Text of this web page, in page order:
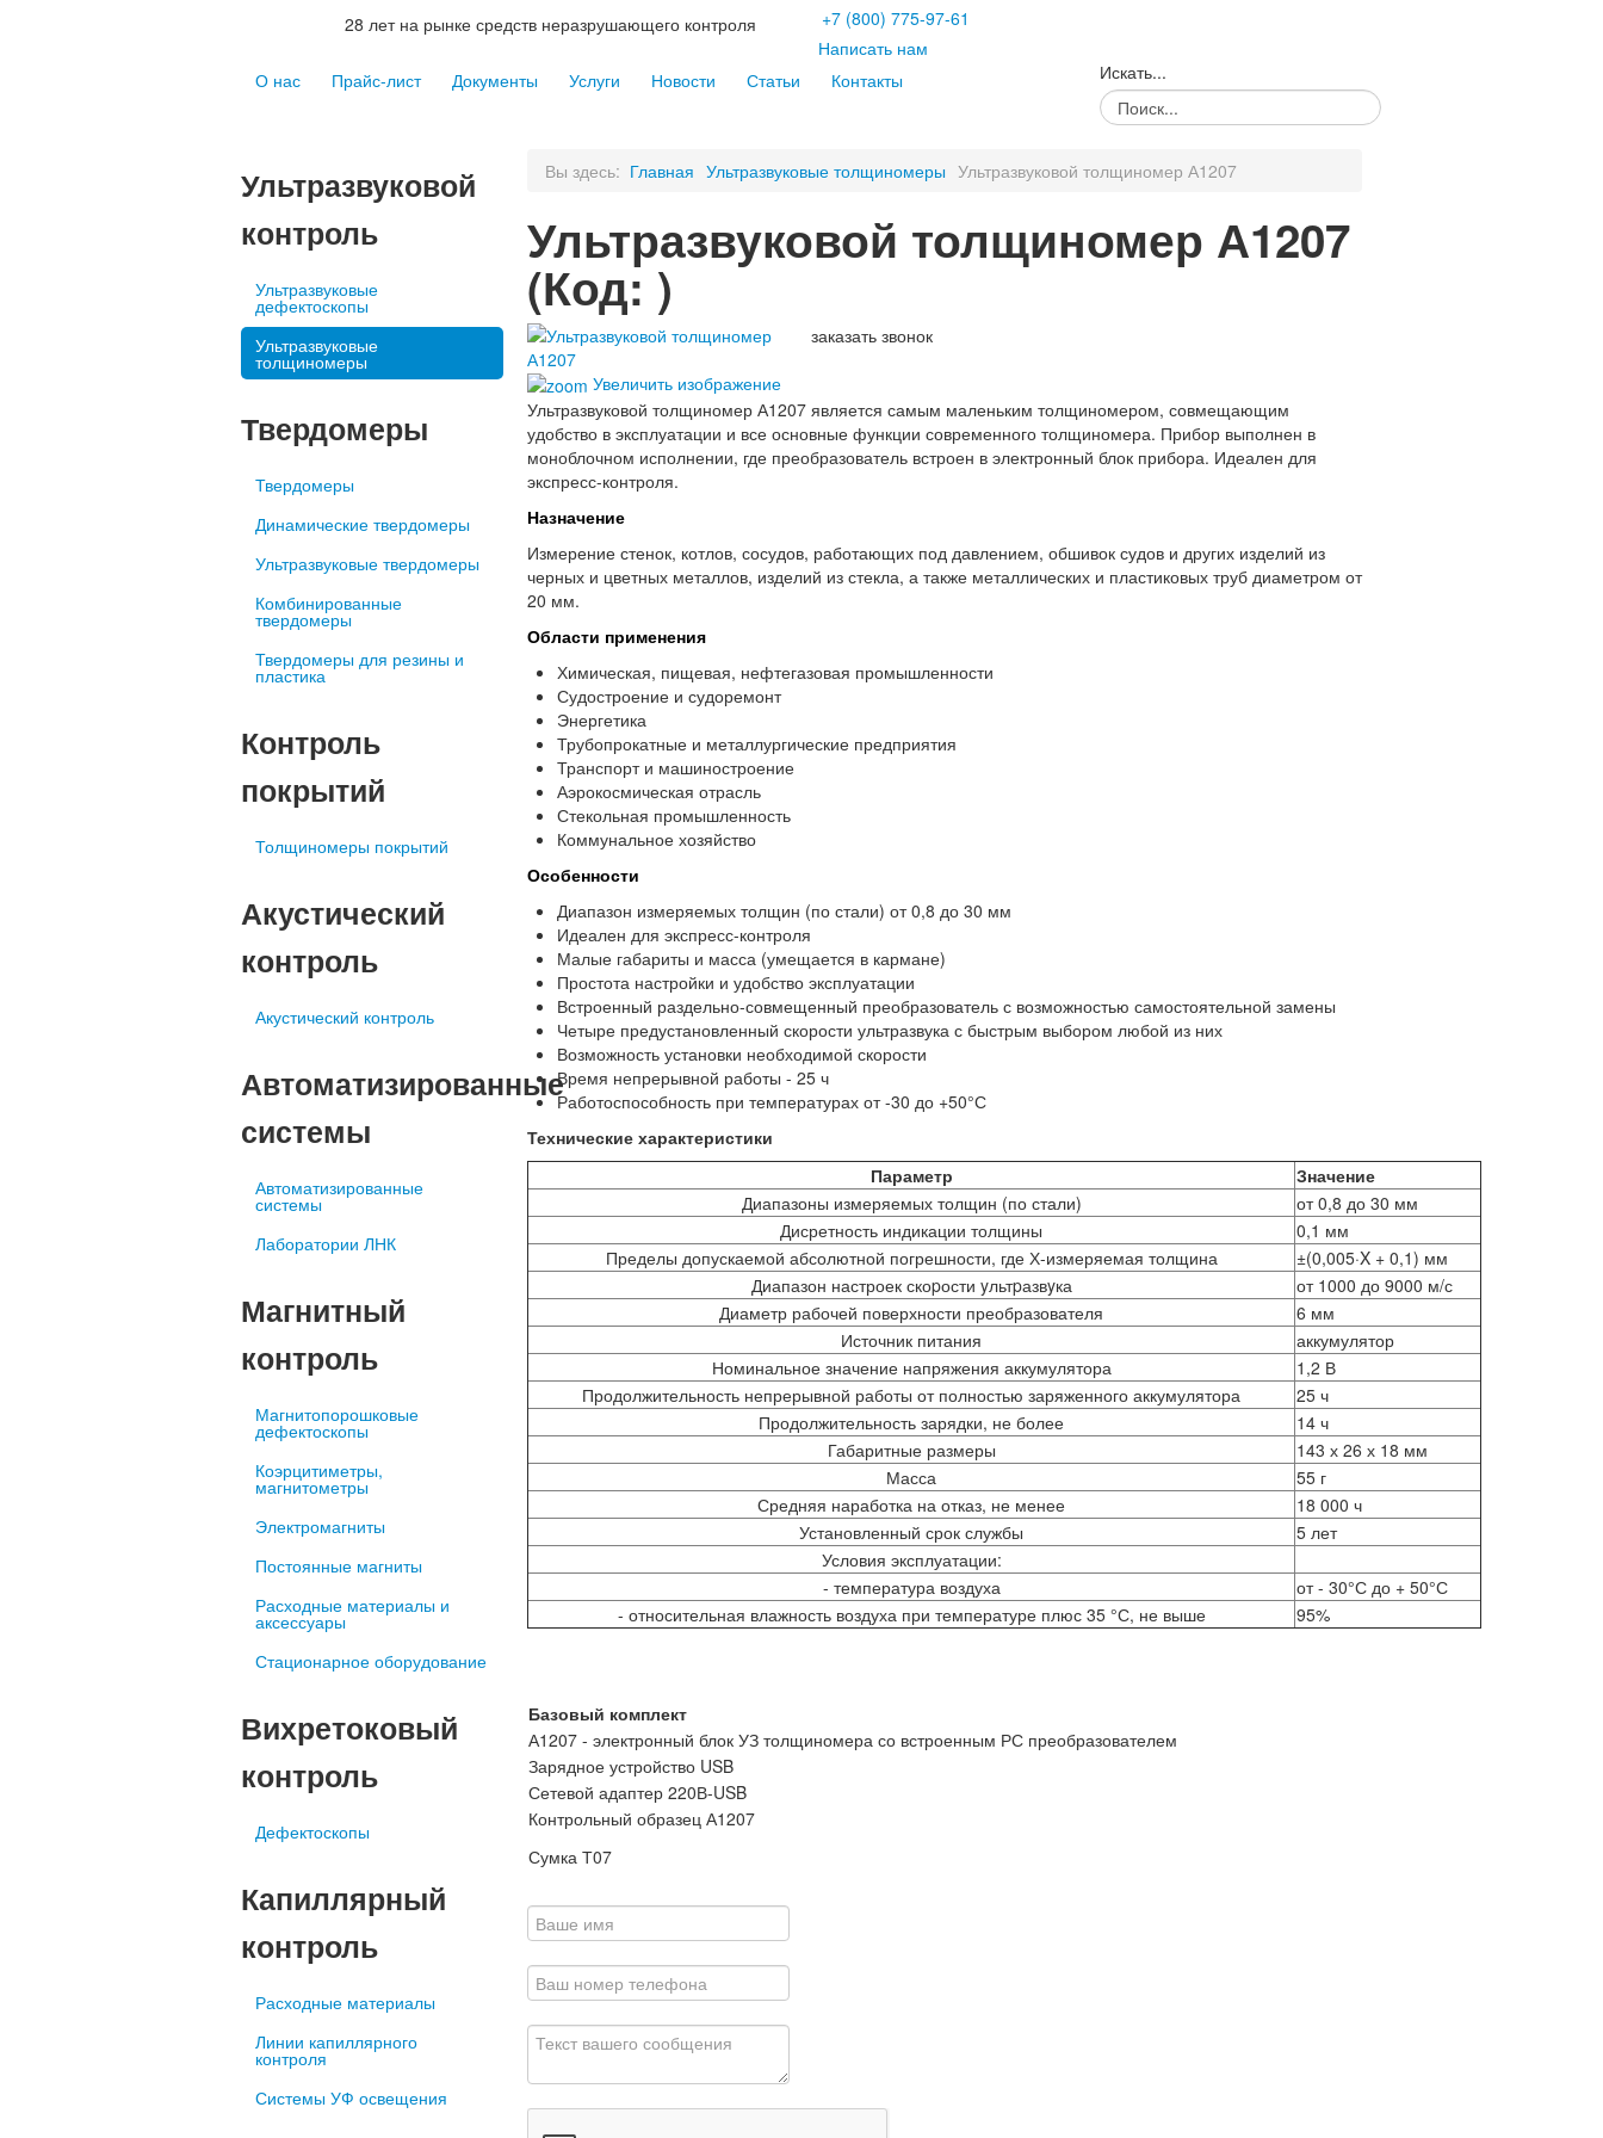
28 лет на рынке средств неразрушающего контроля +7 (800) 775-97-61
Написать нам
О нас
Прайс-лист Документы Услуги Новости Статьи Контакты Искать...
Ультразвуковой
контроль
Ультразвуковые
дефектоскопы
Ультразвуковые
толщиномеры
Твердомеры
Твердомеры
Динамические твердомеры
Ультразвуковые твердомеры
Комбинированные
твердомеры
Твердомеры для резины и
пластика
Контроль
покрытий
Толщиномеры покрытий
Акустический
контроль
Акустический контроль
Автоматизированные
системы
Автоматизированные
системы
Лаборатории ЛНК
Магнитный
контроль
Магнитопорошковые
дефектоскопы
Коэрцитиметры,
магнитометры
Электромагниты
Постоянные магниты
Расходные материалы и
аксессуары
Стационарное оборудование
Вихретоковый
контроль
Дефектоскопы
Капиллярный
контроль
Расходные материалы
Линии капиллярного
контроля
Системы УФ освещения
Вы здесь: Главная Ультразвуковые толщиномеры Ультразвуковой толщиномер А1207
Ультразвуковой толщиномер А1207
(Код: )
Увеличить изображение
заказать звонок
Ультразвуковой толщиномер А1207 является самым маленьким толщиномером, совмещающим
удобство в эксплуатации и все основные функции современного толщиномера. Прибор выполнен в
моноблочном исполнении, где преобразователь встроен в электронный блок прибора. Идеален для
экспресс-контроля.
Назначение
Измерение стенок, котлов, сосудов, работающих под давлением, обшивок судов и других изделий из
черных и цветных металлов, изделий из стекла, а также металлических и пластиковых труб диаметром от
20 мм.
Области применения
Химическая, пищевая, нефтегазовая промышленности
Судостроение и судоремонт
Энергетика
Трубопрокатные и металлургические предприятия
Транспорт и машиностроение
Аэрокосмическая отрасль
Стекольная промышленность
Коммунальное хозяйство
Особенности
Диапазон измеряемых толщин (по стали) от 0,8 до 30 мм
Идеален для экспресс-контроля
Малые габариты и масса (умещается в кармане)
Простота настройки и удобство эксплуатации
Встроенный раздельно-совмещенный преобразователь с возможностью самостоятельной замены
Четыре предустановленный скорости ультразвука с быстрым выбором любой из них
Возможность установки необходимой скорости
Время непрерывной работы - 25 ч
Работоспособность при температурах от -30 до +50°С
Технические характеристики
Параметр
Значение
Диапазоны измеряемых толщин (по стали)
от 0,8 до 30 мм
Дисретность индикации толщины
0,1 мм
Пределы допускаемой абсолютной погрешности, где Х-измеряемая толщина
±(0,005·X + 0,1) мм
Диапазон настроек скоpости yльтpазвyка
от 1000 до 9000 м/с
Диаметр рабочей поверхности преобразователя
6 мм
Источник питания
аккумулятор
Номинальное значение напряжения аккумулятора
1,2 В
Продолжительность непрерывной работы от полностью заряженного аккумулятора
25 ч
Продолжительность зарядки, не более
14 ч
Габаритные размеры
143 х 26 х 18 мм
Масса
55 г
Средняя наработка на отказ, не менее
18 000 ч
Установленный срок службы
5 лет
Условия эксплуатации:
- температура воздуха
от - 30°С до + 50°С
- относительная влажность воздуха при температуре плюс 35 °С, не выше
95%
Базовый комплект
А1207 - электронный блок УЗ толщиномера со встроенным РС преобразователем
Зарядное устройство USB
Сетевой адаптер 220В-USB
Контрольный образец А1207
Сумка Т07